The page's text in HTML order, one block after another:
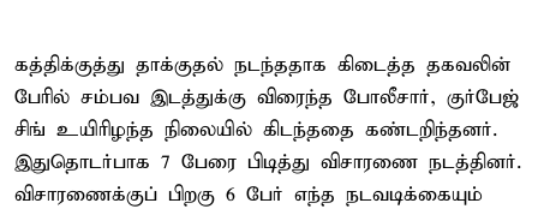
கத்திக்குத்து தாக்குதல் நடந்ததாக கிடைத்த தகவலின்
பேரில் சம்பவ இடத்துக்கு விரைந்த போலீசார், குர்பேஜ்
சிங் உயிரிழந்த நிலையில் கிடந்ததை கண்டறிந்தனர்.
இதுதொடர்பாக 7 பேரை பிடித்து விசாரணை நடத்தினர்.
விசாரணைக்குப் பிறகு 6 பேர் எந்த நடவடிக்கையும்